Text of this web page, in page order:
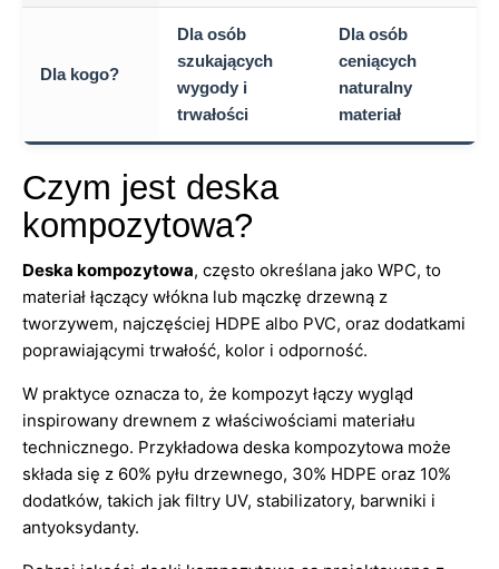
Dla kogo?
Dla osób
szukających
wygody i
trwałości
Dla osób
ceniących
naturalny
materiał
Czym jest deska
kompozytowa?
Deska kompozytowa, często określana jako WPC, to
materiał łączący włókna lub mączkę drzewną z
tworzywem, najczęściej HDPE albo PVC, oraz dodatkami
poprawiającymi trwałość, kolor i odporność.
W praktyce oznacza to, że kompozyt łączy wygląd
inspirowany drewnem z właściwościami materiału
technicznego. Przykładowa deska kompozytowa może
składa się z 60% pyłu drzewnego, 30% HDPE oraz 10%
dodatków, takich jak filtry UV, stabilizatory, barwniki i
antyoksydanty.